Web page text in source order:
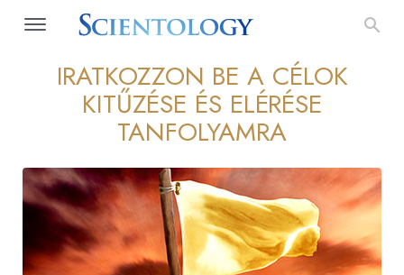
IRATKOZZON BE A CÉLOK
KITŰZÉSE ÉS ELÉRÉSE
TANFOLYAMRA